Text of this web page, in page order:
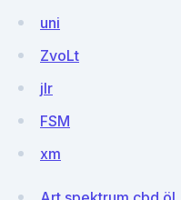
uni
ZvoLt
jlr
FSM
xm